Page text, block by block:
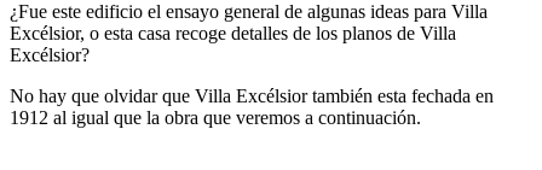
¿Fue este edificio el ensayo general de algunas ideas para Villa
Excélsior, o esta casa recoge detalles de los planos de Villa
Excélsior?
No hay que olvidar que Villa Excélsior también esta fechada en
1912 al igual que la obra que veremos a continuación.